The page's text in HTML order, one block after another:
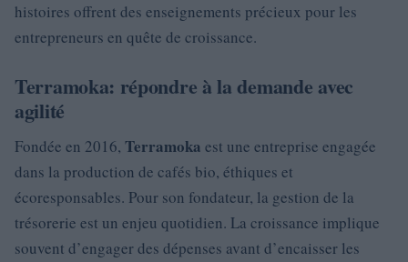
histoires offrent des enseignements précieux pour les
entrepreneurs en quête de croissance.
Terramoka: répondre à la demande avec
agilité
Fondée en 2016, Terramoka est une entreprise engagée
dans la production de cafés bio, éthiques et
écoresponsables. Pour son fondateur, la gestion de la
trésorerie est un enjeu quotidien. La croissance implique
souvent d’engager des dépenses avant d’encaisser les